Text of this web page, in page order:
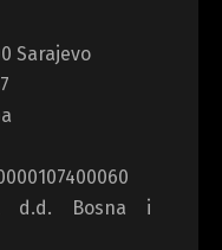
Sarajevo
d.d. Bosna i